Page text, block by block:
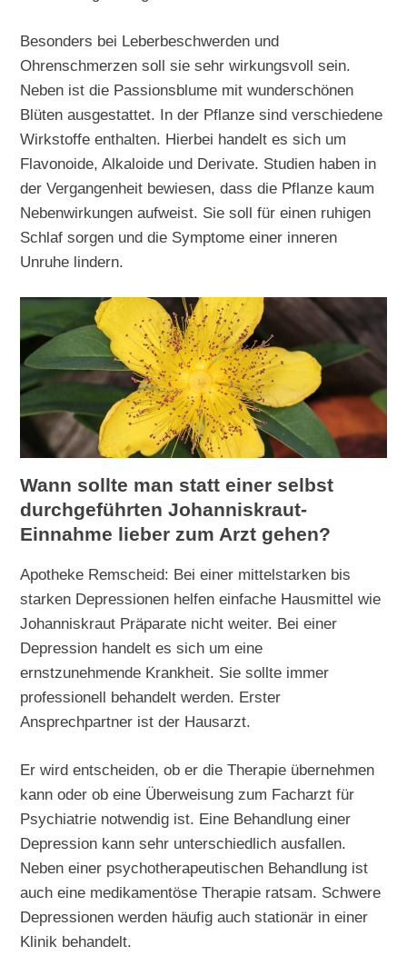
Besonders bei Leberbeschwerden und
Ohrenschmerzen soll sie sehr wirkungsvoll sein.
Neben ist die Passionsblume mit wunderschönen
Blüten ausgestattet. In der Pflanze sind verschiedene
Wirkstoffe enthalten. Hierbei handelt es sich um
Flavonoide, Alkaloide und Derivate. Studien haben in
der Vergangenheit bewiesen, dass die Pflanze kaum
Nebenwirkungen aufweist. Sie soll für einen ruhigen
Schlaf sorgen und die Symptome einer inneren
Unruhe lindern.
Wann sollte man statt einer selbst
durchgeführten Johanniskraut-
Einnahme lieber zum Arzt gehen?
Apotheke Remscheid: Bei einer mittelstarken bis
starken Depressionen helfen einfache Hausmittel wie
Johanniskraut Präparate nicht weiter. Bei einer
Depression handelt es sich um eine
ernstzunehmende Krankheit. Sie sollte immer
professionell behandelt werden. Erster
Ansprechpartner ist der Hausarzt.
Er wird entscheiden, ob er die Therapie übernehmen
kann oder ob eine Überweisung zum Facharzt für
Psychiatrie notwendig ist. Eine Behandlung einer
Depression kann sehr unterschiedlich ausfallen.
Neben einer psychotherapeutischen Behandlung ist
auch eine medikamentöse Therapie ratsam. Schwere
Depressionen werden häufig auch stationär in einer
Klinik behandelt.